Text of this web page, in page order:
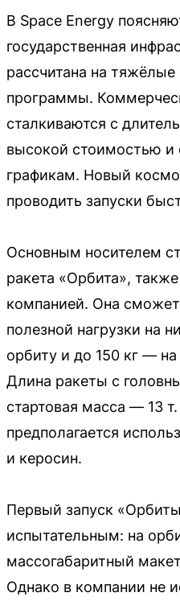
В Space Energy
государственная
рассчитана на
программы.
сталкиваются с
высокой стоимостью и
графикам. Новый
проводить запуски
Основным носителем
ракета «Орбита»,
компанией. Она
полезной нагрузки на
орбиту и до 150 кг —
Длина ракеты с
стартовая масса — 13
предполагается
и керосин.
Первый запуск
испытательным: на
массогабаритный
Однако в компании не